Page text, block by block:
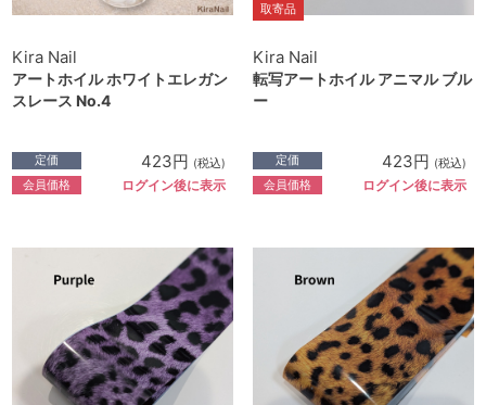
Kira Nail
アートホイル ホワイトエレガン
スレース No.4
定価 423円 (税込)
会員価格 ログイン後に表示
取寄品
Kira Nail
転写アートホイル アニマル ブル
ー
定価 423円 (税込)
会員価格 ログイン後に表示